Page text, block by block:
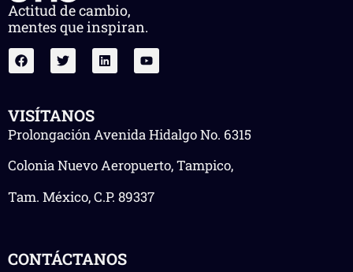
Actitud de cambio,
mentes que inspiran.
VISÍTANOS
Prolongación Avenida Hidalgo No. 6315
Colonia Nuevo Aeropuerto, Tampico,
Tam. México, C.P. 89337
CONTÁCTANOS